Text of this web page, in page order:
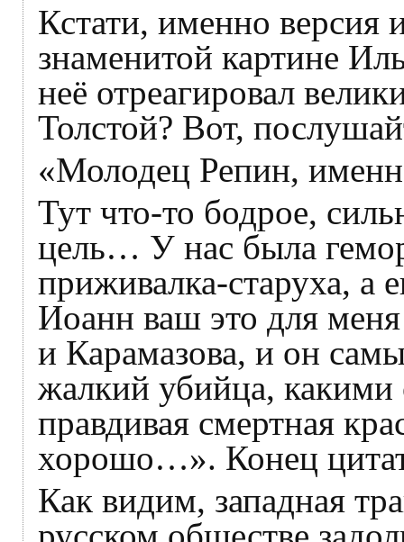
Кстати, именно версия
знаменитой картине
неё отреагировал
Толстой? Вот,
«Молодец Репин,
Тут что-то бодрое,
цель… У нас была
приживалка-старуха, а
Иоанн ваш это для
и Карамазова, и он
жалкий убийца,
правдивая смертная
хорошо…». Конец
Как видим, западная